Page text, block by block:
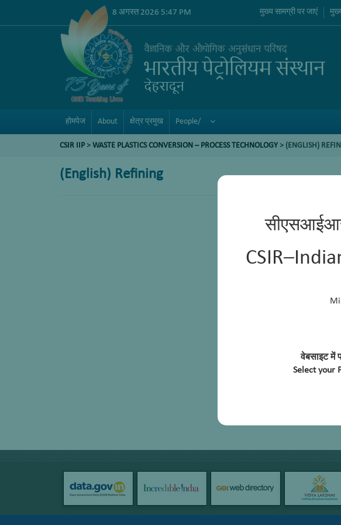
वेबसाइट में
Select your
8 अगस्त 2026 5:47 PM मुख्य सामग्री पर जाएं
होमपेज About क्षेत्र प्रमुख People/
CSIR IIP > WASTE PLASTICS CONVERSION – PROCESS TECHNOLOGY > (ENGLISH)
(English) Refining